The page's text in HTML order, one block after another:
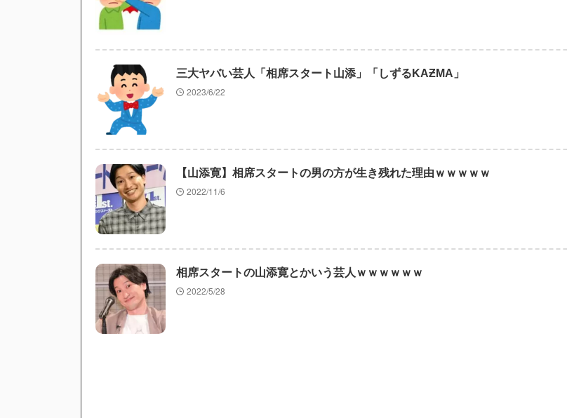
三大ヤバい芸人「相席スタート山添」「しずるKAƵMA」
2023/6/22
【山添寛】相席スタートの男の方が生き残れた理由ｗｗｗｗｗ
2022/11/6
相席スタートの山添寛とかいう芸人ｗｗｗｗｗｗ
2022/5/28